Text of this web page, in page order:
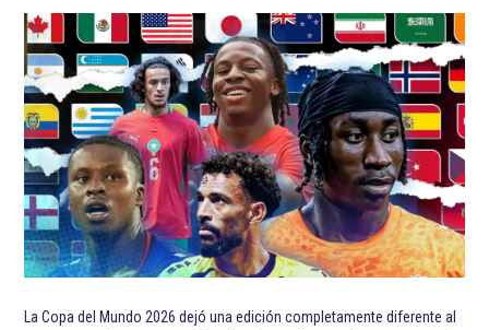
La Copa del Mundo 2026 dejó una edición completamente diferente al